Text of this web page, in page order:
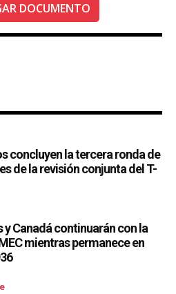
DOCUMENTO
concluyen la tercera ronda de
de la revisión conjunta del T-
Canadá continuarán con la
mientras permanece en